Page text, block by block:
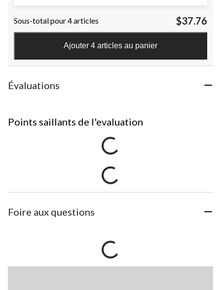
Sous-total pour 4 articles $37.76
Ajouter 4 articles au panier
Évaluations
Points saillants de l'evaluation
Foire aux questions